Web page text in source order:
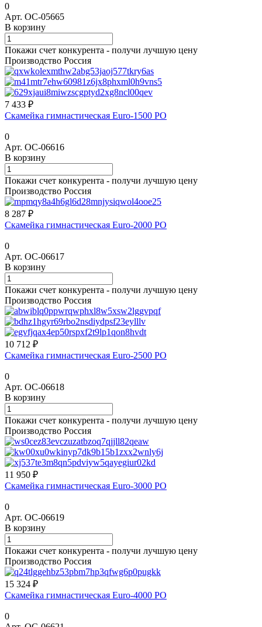
0
Арт. ОС-05665
В корзину
Покажи счет конкурента - получи лучшую цену
Производство Россия
7 433 ₽
Скамейка гимнастическая Euro-1500 РО
0
Арт. ОС-06616
В корзину
Покажи счет конкурента - получи лучшую цену
Производство Россия
8 287 ₽
Скамейка гимнастическая Euro-2000 РО
0
Арт. ОС-06617
В корзину
Покажи счет конкурента - получи лучшую цену
Производство Россия
10 712 ₽
Скамейка гимнастическая Euro-2500 РО
0
Арт. ОС-06618
В корзину
Покажи счет конкурента - получи лучшую цену
Производство Россия
11 950 ₽
Скамейка гимнастическая Euro-3000 РО
0
Арт. ОС-06619
В корзину
Покажи счет конкурента - получи лучшую цену
Производство Россия
15 324 ₽
Скамейка гимнастическая Euro-4000 РО
0